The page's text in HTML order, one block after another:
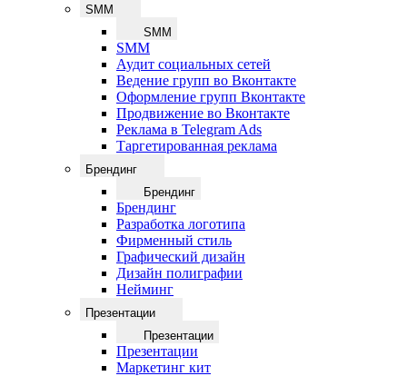
SMM
SMM
SMM
Аудит социальных сетей
Ведение групп во Вконтакте
Оформление групп Вконтакте
Продвижение во Вконтакте
Реклама в Telegram Ads
Таргетированная реклама
Брендинг
Брендинг
Брендинг
Разработка логотипа
Фирменный стиль
Графический дизайн
Дизайн полиграфии
Нейминг
Презентации
Презентации
Презентации
Маркетинг кит